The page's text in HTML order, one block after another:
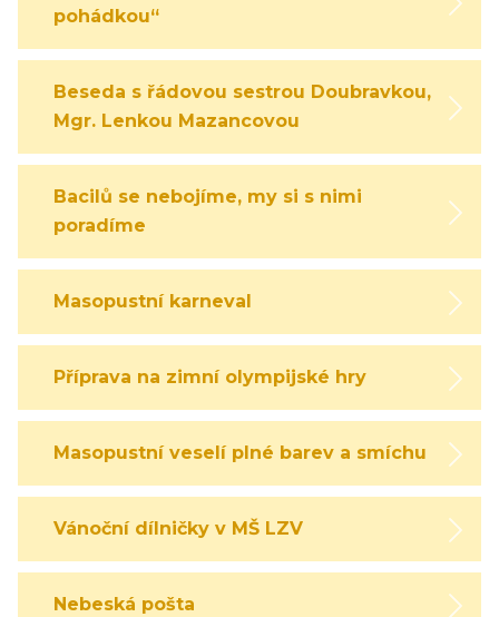
pohádkou“
Beseda s řádovou sestrou Doubravkou,
Mgr. Lenkou Mazancovou
Bacilů se nebojíme, my si s nimi
poradíme
Masopustní karneval
Příprava na zimní olympijské hry
Masopustní veselí plné barev a smíchu
Vánoční dílničky v MŠ LZV
Nebeská pošta